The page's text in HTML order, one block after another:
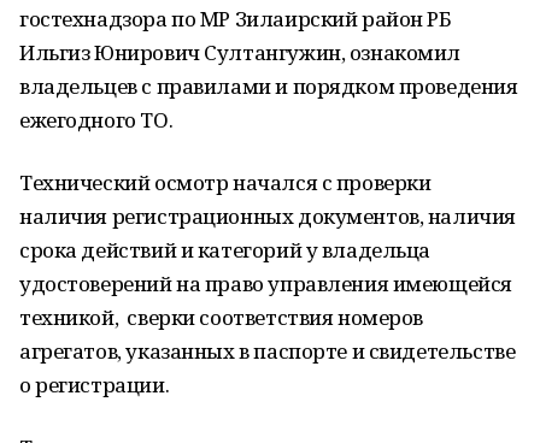
гостехнадзора по МР Зилаирский район РБ
Ильгиз Юнирович Султангужин, ознакомил
владельцев с правилами и порядком проведения
ежегодного ТО.
Технический осмотр начался с проверки
наличия регистрационных документов, наличия
срока действий и категорий у владельца
удостоверений на право управления имеющейся
техникой, сверки соответствия номеров
агрегатов, указанных в паспорте и свидетельстве
о регистрации.